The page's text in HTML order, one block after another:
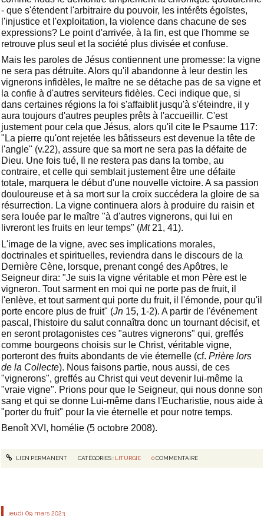
- que s'étendent l'arbitraire du pouvoir, les intérêts égoïstes,
l'injustice et l'exploitation, la violence dans chacune de ses
expressions? Le point d'arrivée, à la fin, est que l'homme se
retrouve plus seul et la société plus divisée et confuse.
Mais les paroles de Jésus contiennent une promesse: la vigne
ne sera pas détruite. Alors qu'il abandonne à leur destin les
vignerons infidèles, le maître ne se détache pas de sa vigne et
la confie à d'autres serviteurs fidèles. Ceci indique que, si
dans certaines régions la foi s'affaiblit jusqu'à s'éteindre, il y
aura toujours d'autres peuples prêts à l'accueillir. C'est
justement pour cela que Jésus, alors qu'il cite le Psaume 117:
"La pierre qu'ont rejetée les bâtisseurs est devenue la tête de
l'angle" (v.22), assure que sa mort ne sera pas la défaite de
Dieu. Une fois tué, Il ne restera pas dans la tombe, au
contraire, et celle qui semblait justement être une défaite
totale, marquera le début d'une nouvelle victoire. A sa passion
douloureuse et à sa mort sur la croix succédera la gloire de sa
résurrection. La vigne continuera alors à produire du raisin et
sera louée par le maître "à d'autres vignerons, qui lui en
livreront les fruits en leur temps" (Mt21, 41).
L'image de la vigne, avec ses implications morales,
doctrinales et spirituelles, reviendra dans le discours de la
Dernière Cène, lorsque, prenant congé des Apôtres, le
Seigneur dira: "Je suis la vigne véritable et mon Père est le
vigneron. Tout sarment en moi qui ne porte pas de fruit, il
l'enlève, et tout sarment qui porte du fruit, il l'émonde, pour qu'il
porte encore plus de fruit" (Jn 15, 1-2). A partir de l'événement
pascal, l'histoire du salut connaîtra donc un tournant décisif, et
en seront protagonistes ces "autres vignerons" qui, greffés
comme bourgeons choisis sur le Christ, véritable vigne,
porteront des fruits abondants de vie éternelle (cf. Prière lors
de la Collecte). Nous faisons partie, nous aussi, de ces
"vignerons", greffés au Christ qui veut devenir lui-même la
"vraie vigne". Prions pour que le Seigneur, qui nous donne son
sang et qui se donne Lui-même dans l'Eucharistie, nous aide à
"porter du fruit" pour la vie éternelle et pour notre temps.
Benoît XVI, homélie (5 octobre 2008).
LIEN PERMANENT CATÉGORIES : LITURGIE 0COMMENTAIRE
jeudi 09 mars 2023